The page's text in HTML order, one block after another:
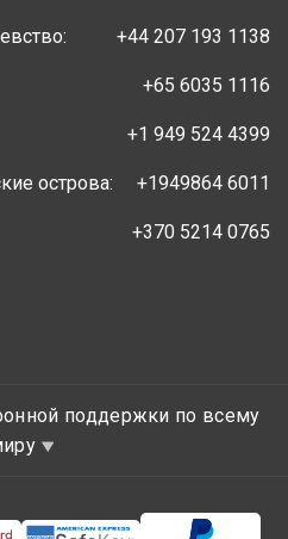
+44 207 193 1138
+65 6035 1116
+1 949 524 4399
острова: +1949864 6011
+370 5214 0765
поддержки по всему